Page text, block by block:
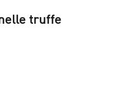
truffe